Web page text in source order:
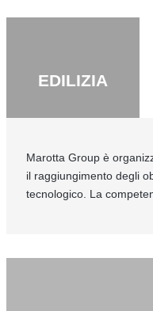
EDILIZIA
Marotta Group è
il raggiungimento degli
tecnologico. La